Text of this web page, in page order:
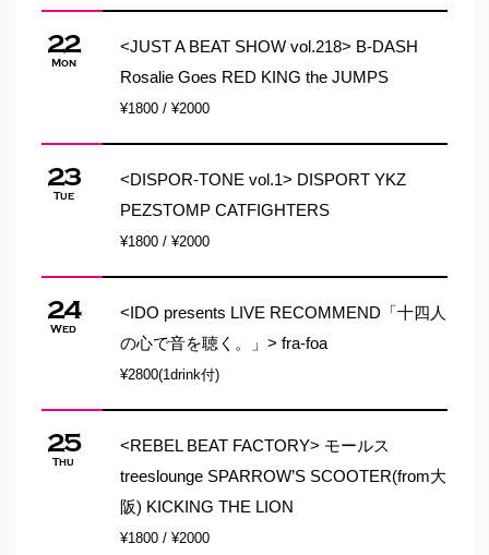
22
Mon
<JUST A BEAT SHOW vol.218> B-DASH
Rosalie Goes RED KING the JUMPS
¥1800 / ¥2000
23
Tue
<DISPOR-TONE vol.1> DISPORT YKZ
PEZSTOMP CATFIGHTERS
¥1800 / ¥2000
24
Wed
<IDO presents LIVE RECOMMEND「十四人
の心で音を聴く。」> fra-foa
¥2800(1drink付)
25
Thu
<REBEL BEAT FACTORY> モールス
treeslounge SPARROW’S SCOOTER(from大
阪) KICKING THE LION
¥1800 / ¥2000